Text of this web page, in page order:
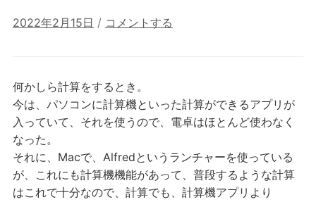
2022年2月15日 / コメントする
何かしら計算をするとき。
今は、パソコンに計算機といった計算ができるアプリが
入っていて、それを使うので、電卓はほとんど使わなく
なった。
それに、Macで、Alfredというランチャーを使っている
が、これにも計算機機能があって、普段するような計算
はこれで十分なので、計算でも、計算機アプリより